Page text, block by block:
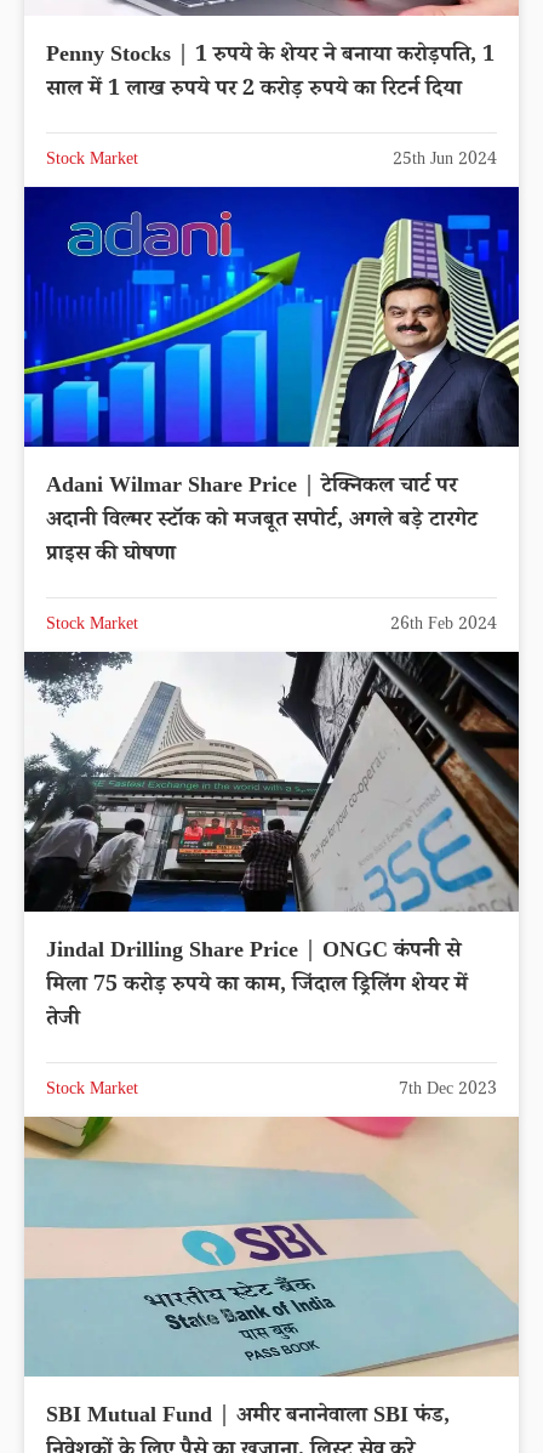
Penny Stocks | 1 रुपये के शेयर ने बनाया करोड़पति, 1
साल में 1 लाख रुपये पर 2 करोड़ रुपये का रिटर्न दिया
Stock Market 25th Jun 2024
Adani Wilmar Share Price | टेक्निकल चार्ट पर
अदानी विल्मर स्टॉक को मजबूत सपोर्ट, अगले बड़े टारगेट
प्राइस की घोषणा
Stock Market 26th Feb 2024
Jindal Drilling Share Price | ONGC कंपनी से
मिला 75 करोड़ रुपये का काम, जिंदाल ड्रिलिंग शेयर में
तेजी
Stock Market 7th Dec 2023
SBI Mutual Fund | अमीर बनानेवाला SBI फंड,